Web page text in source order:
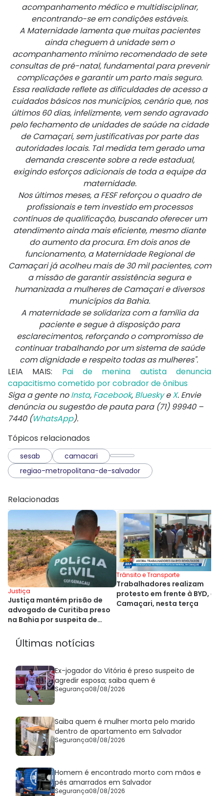
acompanhamento médico e multidisciplinar,
encontrando-se em condições estáveis.
A Maternidade lamenta que muitas pacientes
ainda cheguem à unidade sem o
acompanhamento mínimo recomendado de sete
consultas de pré-natal, fundamental para prevenir
complicações e garantir um parto mais seguro.
Essa realidade reflete as dificuldades de acesso a
cuidados básicos nos municípios, cenário que, nos
últimos 60 dias, infelizmente, vem sendo agravado
pelo fechamento de unidades de saúde na cidade
de Camaçari, sem justificativas por parte das
autoridades locais. Tal medida tem gerado uma
demanda crescente sobre a rede estadual,
exigindo esforços adicionais de toda a equipe da
maternidade.
Nos últimos meses, a FESF reforçou o quadro de
profissionais e tem investido em processos
contínuos de qualificação, buscando oferecer um
atendimento ainda mais eficiente, mesmo diante
do aumento da procura. Em dois anos de
funcionamento, a Maternidade Regional de
Camaçari já acolheu mais de 30 mil pacientes, com
a missão de garantir assistência segura e
humanizada a mulheres de Camaçari e diversos
municípios da Bahia.
A maternidade se solidariza com a família da
paciente e segue à disposição para
esclarecimentos, reforçando o compromisso de
continuar trabalhando por um sistema de saúde
com dignidade e respeito todas as mulheres".
LEIA MAIS: Pai de menina autista denuncia
capacitismo cometido por cobrador de ônibus
Siga a gente noInsta, Facebook, BlueskyeX. Envie
denúncia ou sugestão de pauta para (71) 99940 –
7440 (WhatsApp).
Tópicos relacionados
sesab
camacari
regiao-metropolitana-de-salvador
Relacionadas
Justiça
Justiça mantém prisão de
advogado de Curitiba preso
na Bahia por suspeita de
Trânsito e Transporte
Trabalhadores realizam
protesto em frente à BYD,
Camaçari, nesta terça
Últimas notícias
Ex-jogador do Vitória é preso suspeito de
agredir esposa; saiba quem é
Segurança08/08/2026
Saiba quem é mulher morta pelo marido
dentro de apartamento em Salvador
Segurança08/08/2026
Homem é encontrado morto com mãos e
pés amarrados em Salvador
Segurança08/08/2026